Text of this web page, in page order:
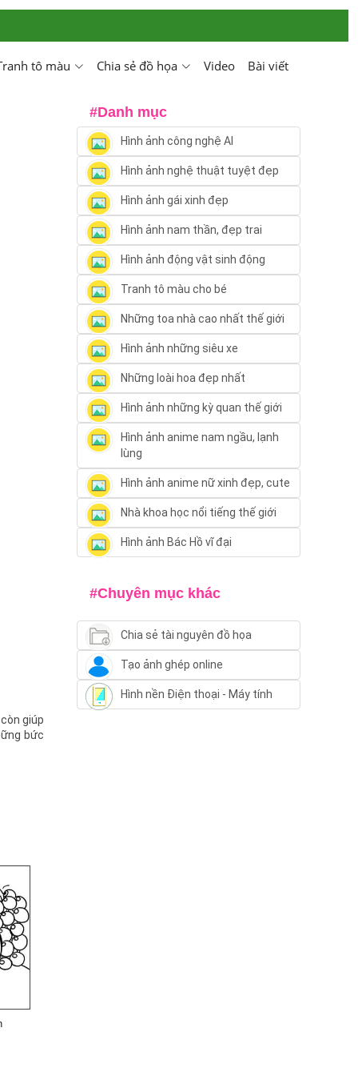
tô màu Chia sẻ đồ họa Video Bài viết
giúp
bức
#Danh mục
Hình ảnh công nghệ AI
Hình ảnh nghệ thuật tuyệt đẹp
Hình ảnh gái xinh đẹp
Hình ảnh nam thần, đẹp trai
Hình ảnh động vật sinh động
Tranh tô màu cho bé
Những toa nhà cao nhất thế giới
Hình ảnh những siêu xe
Những loài hoa đẹp nhất
Hình ảnh những kỳ quan thế giới
Hình ảnh anime nam ngầu, lạnh
lùng
Hình ảnh anime nữ xinh đẹp, cute
Nhà khoa học nổi tiếng thế giới
Hình ảnh Bác Hồ vĩ đại
#Chuyên mục khác
Chia sẻ tài nguyên đồ họa
Tạo ảnh ghép online
Hình nền Điện thoại - Máy tính